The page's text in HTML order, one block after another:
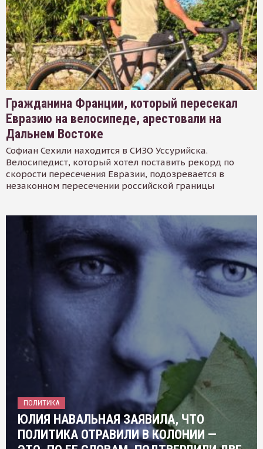
Гражданина Франции, который пересекал
Евразию на велосипеде, арестовали на
Дальнем Востоке
Софиан Сехили находится в СИЗО Уссурийска.
Велосипедист, который хотел поставить рекорд по
скорости пересечения Евразии, подозревается в
незаконном пересечении российской границы
ПОЛИТИКА
ЮЛИЯ НАВАЛЬНАЯ ЗАЯВИЛА, ЧТО
ПОЛИТИКА ОТРАВИЛИ В КОЛОНИИ —